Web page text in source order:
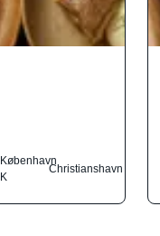
København
K
Christianshavn